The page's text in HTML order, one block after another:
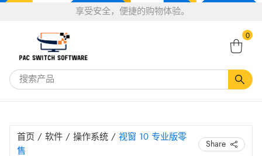
告诉一个关于Pacswitch软件的恶魔 下单可享20％
享受安全，便捷的购物体验。
0
首页 / 软件 / 操作系统 / 视窗 10 专业版零
售
Share